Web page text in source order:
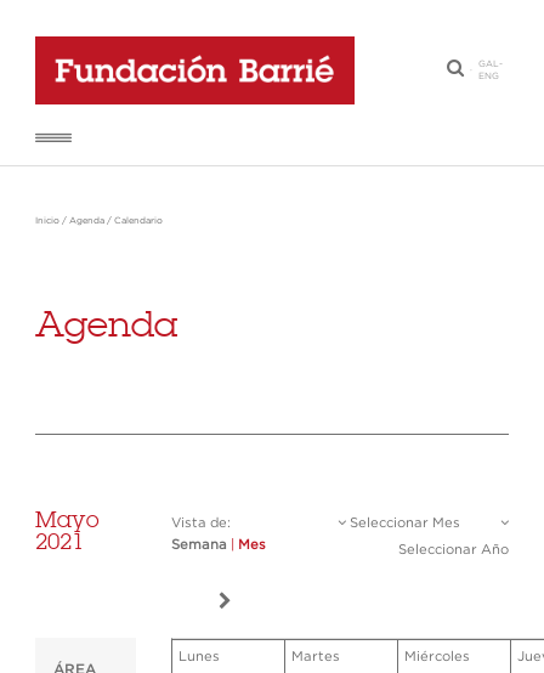
·
GAL-
ENG
Inicio / Agenda / Calendario
Agenda
Mayo
2021
Vista de:
Semana
Mes
Seleccionar Mes
Seleccionar Año
ÁREA
Lunes Martes Miércoles